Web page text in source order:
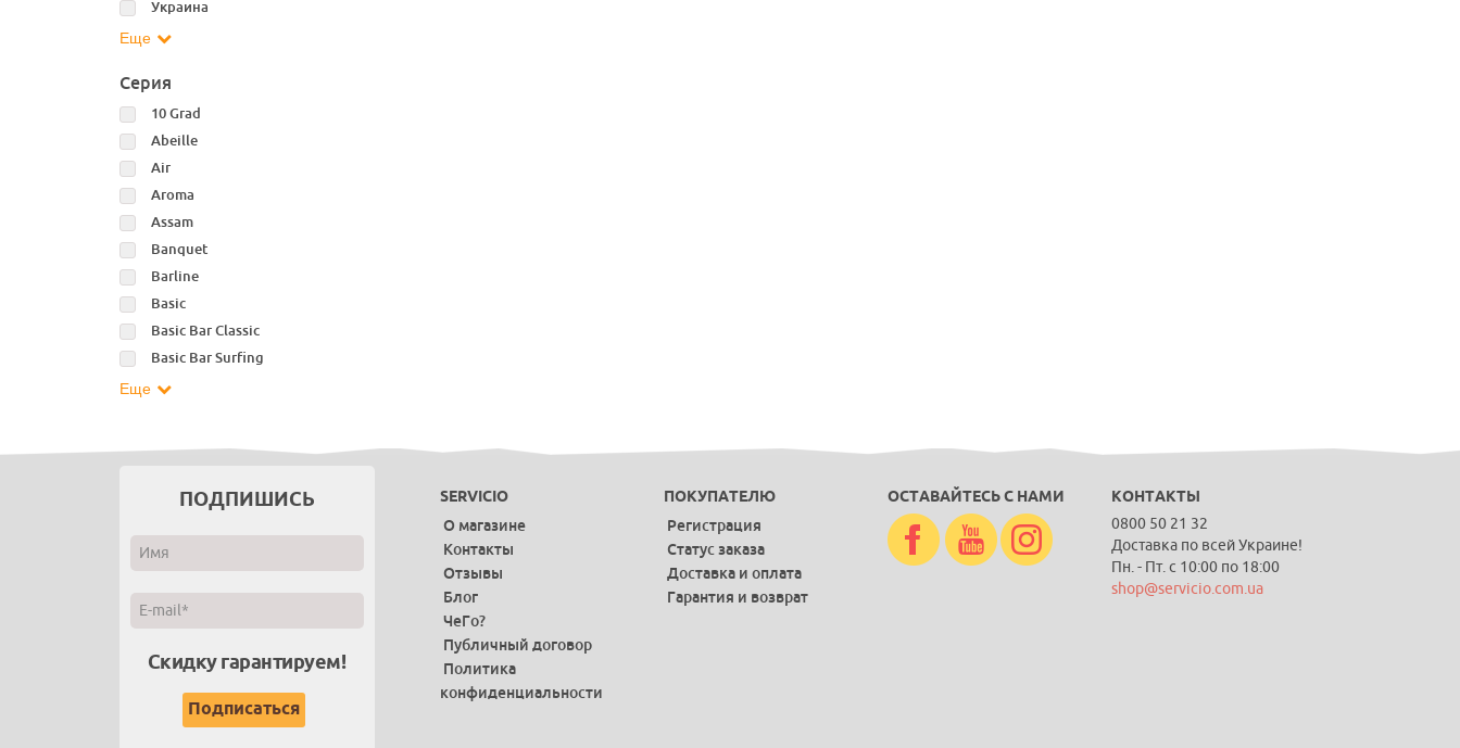
Украина
Еще
Серия
10 Grad
Abeille
Air
Aroma
Assam
Banquet
Barline
Basic
Basic Bar Classic
Basic Bar Surfing
Еще
ПОДПИШИСЬ
Скидку гарантируем!
SERVICIO
О магазине
Контакты
Отзывы
Блог
ЧеГо?
Публичный договор
Политика
конфиденциальности
ПОКУПАТЕЛЮ
Регистрация
Статус заказа
Доставка и оплата
Гарантия и возврат
ОСТАВАЙТЕСЬ С НАМИ КОНТАКТЫ
0800 50 21 32
Доставка по всей Украине!
Пн. - Пт. с 10:00 по 18:00
shop@servicio.com.ua